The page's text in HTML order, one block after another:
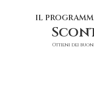
IL
Ottieni dei